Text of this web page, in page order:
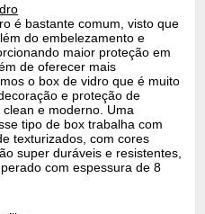
é bastante comum, visto que
do embelezamento e
maior proteção em
de oferecer mais
o box de vidro que é muito
e proteção de
e moderno. Uma
tipo de box trabalha com
texturizados, com cores
super duráveis e resistentes,
com espessura de 8